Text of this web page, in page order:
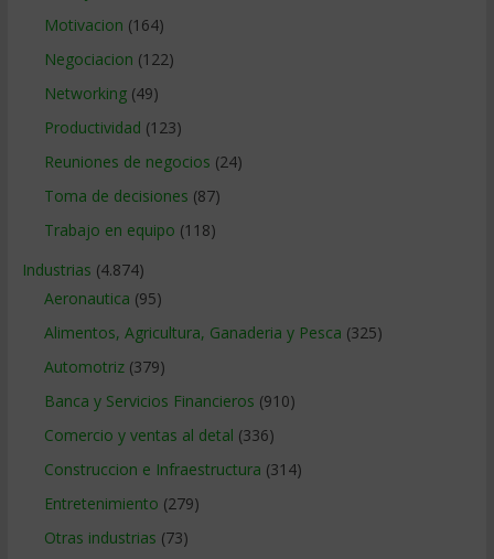
Motivacion (164)
Negociacion (122)
Networking(49)
Productividad (123)
Reuniones de negocios (24)
Toma de decisiones (87)
Trabajo en equipo (118)
Industrias (4.874)
Aeronautica (95)
Alimentos, Agricultura, Ganaderia y Pesca (325)
Automotriz(379)
Banca y Servicios Financieros (910)
Comercio y ventas al detal (336)
Construccion e Infraestructura (314)
Entretenimiento (279)
Otras industrias (73)